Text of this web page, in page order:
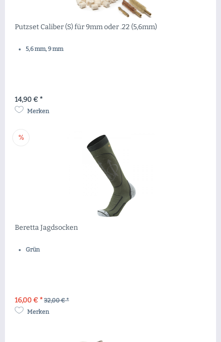
Putzset Caliber (S) für 9mm oder .22 (5,6mm)
5,6 mm, 9 mm
14,90 € *
Merken
Beretta Jagdsocken
Grün
16,00 € * 32,00 € *
Merken